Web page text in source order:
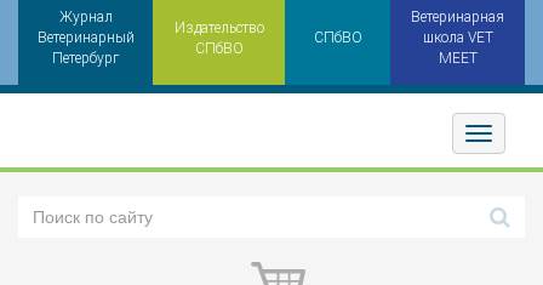
Журнал
Ветеринарный
Петербург
Издательство
СПбВО
СПбВО
Ветеринарная
школа VET
MEET
Toggler